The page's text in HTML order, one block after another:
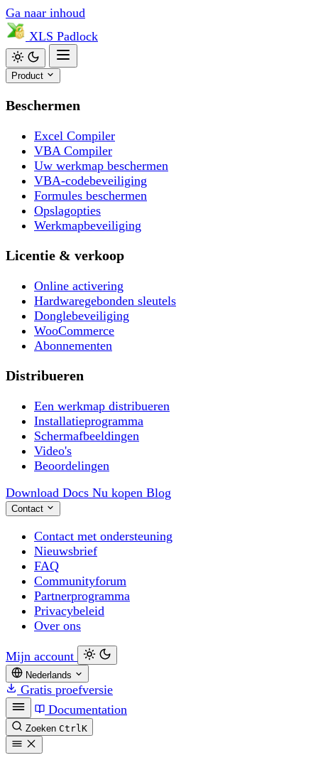
Ga naar inhoud
XLS Padlock
Product
Beschermen
Excel Compiler
VBA Compiler
Uw werkmap beschermen
VBA-codebeveiliging
Formules beschermen
Opslagopties
Werkmapbeveiliging
Licentie & verkoop
Online activering
Hardwaregebonden sleutels
Donglebeveiliging
WooCommerce
Abonnementen
Distribueren
Een werkmap distribueren
Installatieprogramma
Schermafbeeldingen
Video's
Beoordelingen
Download Docs Nu kopen Blog
Contact
Contact met ondersteuning
Nieuwsbrief
FAQ
Communityforum
Partnerprogramma
Privacybeleid
Over ons
Mijn account
Nederlands
Gratis proefversie
Documentation
Zoeken CtrlK